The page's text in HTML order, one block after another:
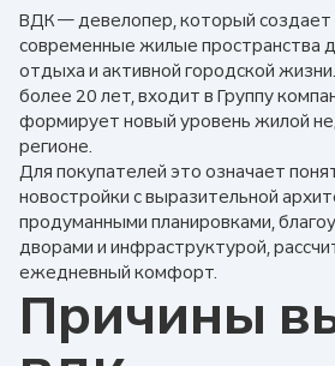
ВДК — девелопер, который создает
современные жилые пространства
отдыха и активной городской
более 20 лет, входит в Группу
формирует новый уровень жилой
регионе.
Для покупателей это означает
новостройки с выразительной
продуманными планировками,
дворами и инфраструктурой,
ежедневный комфорт.
Причины